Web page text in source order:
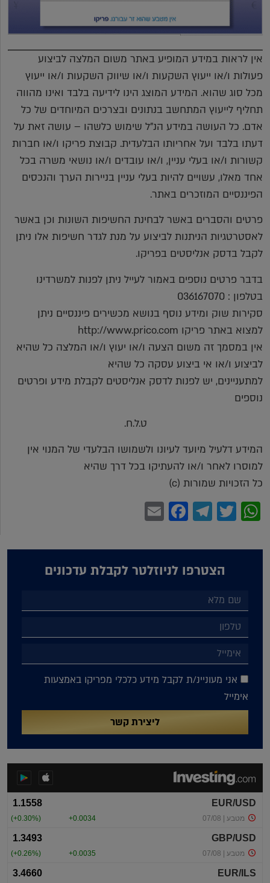
אין לראות במידע המופיע באתר משום המלצה לביצוע
פעולות ו/או ייעוץ השקעות ו/או שיווק השקעות ו/או ייעוץ
מכל סוג שהוא. המידע המוצג הינו לידיעה בלבד ואינו מהווה
תחליף לייעוץ המתחשב בנתונים ובצרכים המיוחדים של כל
אדם. כל העושה במידע הנ"ל שימוש כלשהו – עושה זאת על
דעתו בלבד ועל אחריותו הבלעדית. קבוצת פריקו ו/או חברות
קשורות ו/או בעלי עניין, ו/או עובדים ו/או נושאי משרה בכל
אחד מאלו, עשויים להיות בעלי עניין בניירות הערך והנכסים
הפיננסיים המוזכרים באתר.
פרטים והסברים באשר לבחינת החשיפות השונות וכן באשר
לאסטרטגיות הניתנות לביצוע על מנת לגדר חשיפות אלו ניתן
לקבל בדסק אנליסטים בפריקו.
בדבר פרטים נוספים באמור לעייל ניתן לפנות למשרדינו
בטלפון : 036167070
סקירות שוק ומידע נוסף בנושא מכשירים פיננסיים ניתן
למצוא באתר פריקו http://www.prico.com
אין במסמך זה משום הצעה ו/או יעוץ ו/או המלצה כל שהיא
לביצוע ו/או אי ביצוע עסקה כל שהיא
למתעניינים, יש לפנות לדסק אנליסטים לקבלת מידע ופרטים
נוספים
ט.ל.ח.
המידע דלעיל מיועד לעיונו ולשמושו הבלעדי של המנוי אין
למוסרו לאחר ו/או להעתיקו בכל דרך שהיא
כל הזכויות שמורות (c)
WhatsApp
Twitter
Telegram
Facebook
הצטרפו לניוזלטר לקבלת עדכונים
אני מעוניינ/ת לקבל מידע כלכלי מפריקו באמצעות
אימייל
ליצירת קשר